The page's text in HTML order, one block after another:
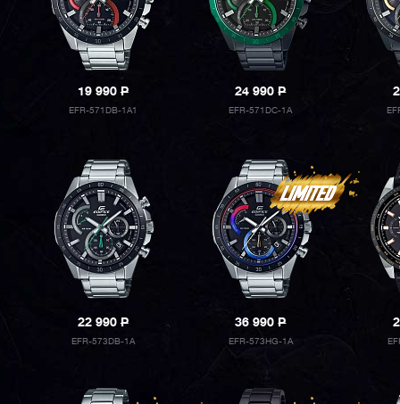
19 990P
EFR-571DB-1A1
24 990P
EFR-571DC-1A
22 990P
EFR-573DB-1A
36 990P
EFR-573HG-1A